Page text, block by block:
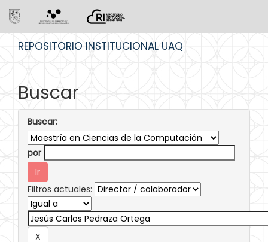
REPOSITORIO INSTITUCIONAL UAQ
Buscar
Buscar:
por
Filtros actuales: